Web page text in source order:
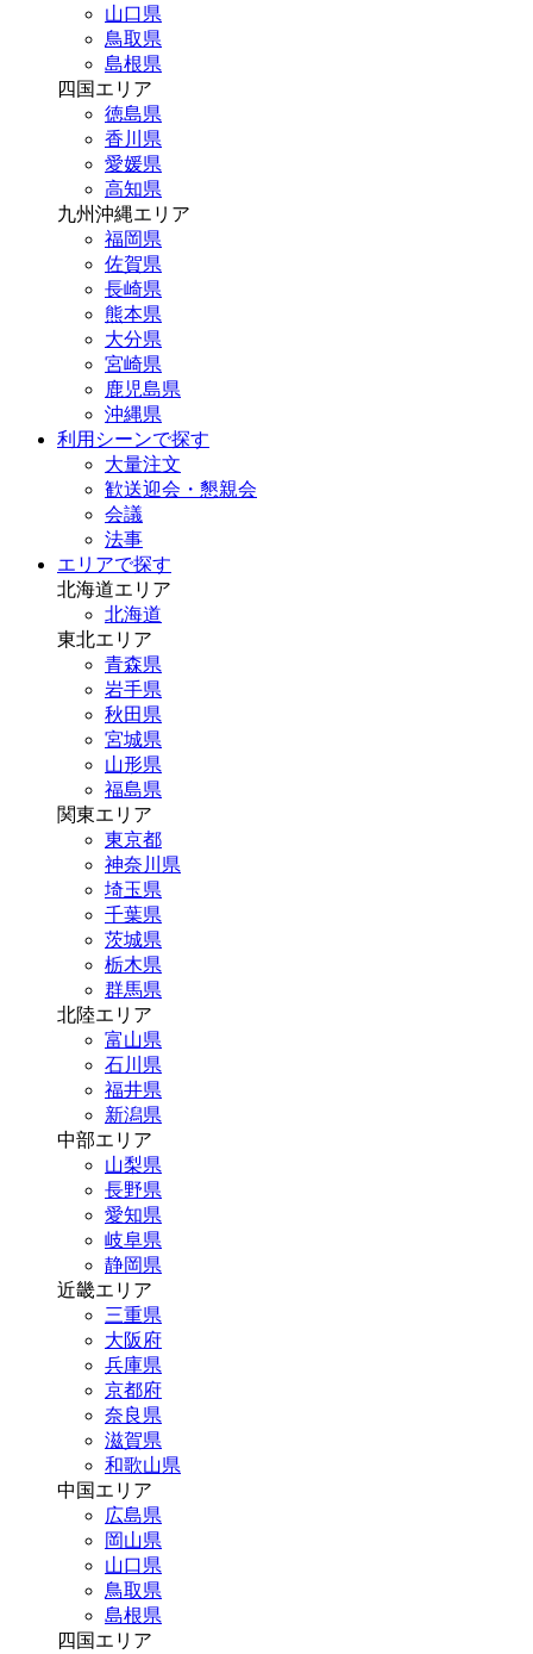
山口県
鳥取県
島根県
四国エリア
徳島県
香川県
愛媛県
高知県
九州沖縄エリア
福岡県
佐賀県
長崎県
熊本県
大分県
宮崎県
鹿児島県
沖縄県
利用シーンで探す
大量注文
歓送迎会・懇親会
会議
法事
エリアで探す
北海道エリア
北海道
東北エリア
青森県
岩手県
秋田県
宮城県
山形県
福島県
関東エリア
東京都
神奈川県
埼玉県
千葉県
茨城県
栃木県
群馬県
北陸エリア
富山県
石川県
福井県
新潟県
中部エリア
山梨県
長野県
愛知県
岐阜県
静岡県
近畿エリア
三重県
大阪府
兵庫県
京都府
奈良県
滋賀県
和歌山県
中国エリア
広島県
岡山県
山口県
鳥取県
島根県
四国エリア